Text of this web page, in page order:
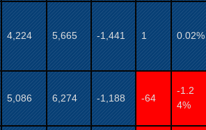
4,224 5,665 -1,441 1 0.02%
5,086 6,274 -1,188 -64
-1.2
4%